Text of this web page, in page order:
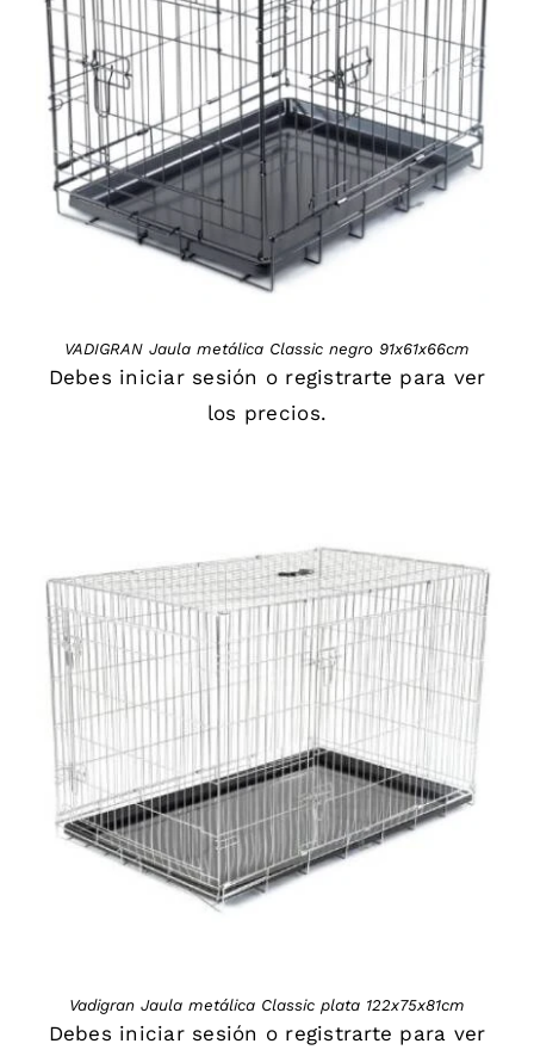
DETAILS
VADIGRAN Jaula metálica Classic negro 91x61x66cm
Debes iniciar sesión o registrarte para ver
los precios.
Vadigran Jaula metálica Classic plata 122x75x81cm
Debes iniciar sesión o registrarte para ver